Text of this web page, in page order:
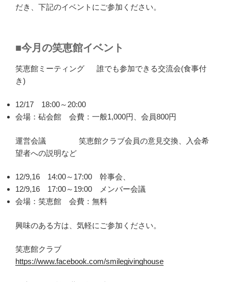
だき、下記のイベントにご参加ください。
■今月の笑恵館イベント
笑恵館ミーティング 誰でも参加できる交流会(食事付
き)
12/17 18:00～20:00
会場：砧会館 会費：一般1,000円、会員800円
運営会議 笑恵館クラブ会員の意見交換、入会希
望者への説明など
12/9,16 14:00～17:00 幹事会、
12/9,16 17:00～19:00 メンバー会議
会場：笑恵館 会費：無料
興味のある方は、気軽にご参加ください。
笑恵館クラブ
https://www.facebook.com/smilegivinghouse